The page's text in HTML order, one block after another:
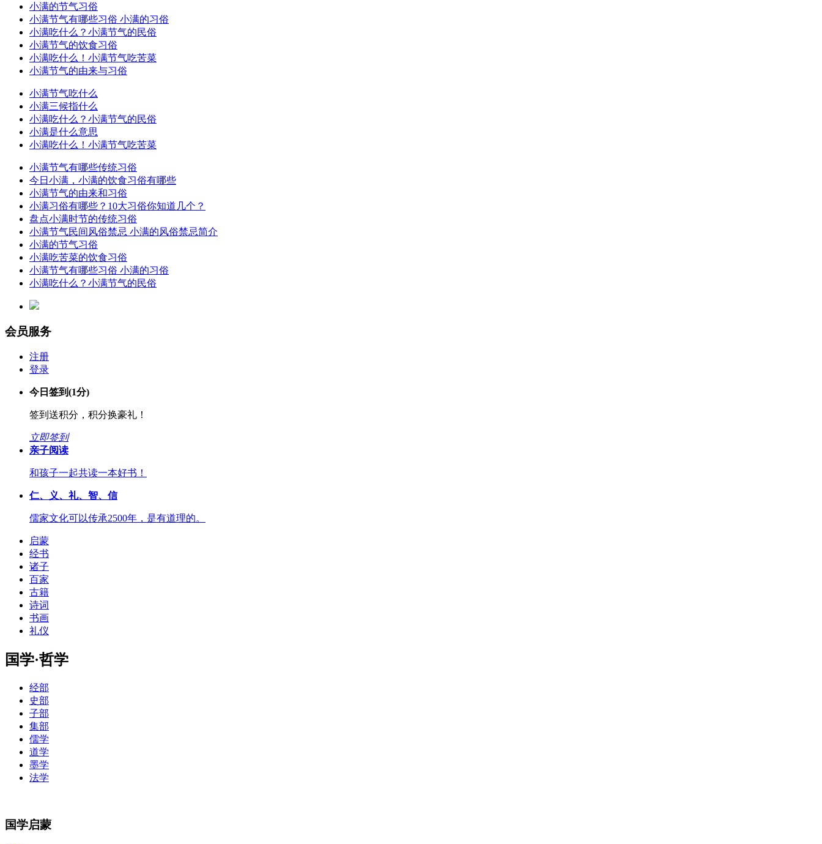
小满的节气习俗
小满节气有哪些习俗 小满的习俗
小满吃什么？小满节气的民俗
小满节气的饮食习俗
小满吃什么！小满节气吃苦菜
小满节气的由来与习俗
小满节气吃什么
小满三候指什么
小满吃什么？小满节气的民俗
小满是什么意思
小满吃什么！小满节气吃苦菜
小满节气有哪些传统习俗
今日小满，小满的饮食习俗有哪些
小满节气的由来和习俗
小满习俗有哪些？10大习俗你知道几个？
盘点小满时节的传统习俗
小满节气民间风俗禁忌 小满的风俗禁忌简介
小满的节气习俗
小满吃苦菜的饮食习俗
小满节气有哪些习俗 小满的习俗
小满吃什么？小满节气的民俗
会员服务
注册
登录
今日签到(1分)
签到送积分，积分换豪礼！
立即签到
亲子阅读
和孩子一起共读一本好书！
仁、义、礼、智、信
儒家文化可以传承2500年，是有道理的。
启蒙
经书
诸子
百家
古籍
诗词
书画
礼仪
国学·哲学
经部
史部
子部
集部
儒学
道学
墨学
法学
国学启蒙